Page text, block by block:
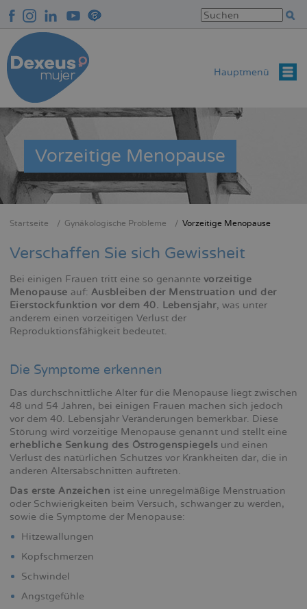
zum
Inhalt
Hauptmenü
Vorzeitige Menopause
Startseite Gynäkologische Probleme Vorzeitige Menopause
Verschaffen Sie sich Gewissheit
Bei einigen Frauen tritt eine so genannte vorzeitige
Menopause auf: Ausbleiben der Menstruation und der
Eierstockfunktion vor dem 40. Lebensjahr, was unter
anderem einen vorzeitigen Verlust der
Reproduktionsfähigkeit bedeutet.
Die Symptome erkennen
Das durchschnittliche Alter für die Menopause liegt zwischen
48 und 54 Jahren, bei einigen Frauen machen sich jedoch
vor dem 40. Lebensjahr Veränderungen bemerkbar. Diese
Störung wird vorzeitige Menopause genannt und stellt eine
erhebliche Senkung des Östrogenspiegels und einen
Verlust des natürlichen Schutzes vor Krankheiten dar, die in
anderen Altersabschnitten auftreten.
Das erste Anzeichen ist eine unregelmäßige Menstruation
oder Schwierigkeiten beim Versuch, schwanger zu werden,
sowie die Symptome der Menopause:
Hitzewallungen
Kopfschmerzen
Schwindel
Angstgefühle